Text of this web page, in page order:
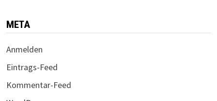
META
Anmelden
Eintrags-Feed
Kommentar-Feed